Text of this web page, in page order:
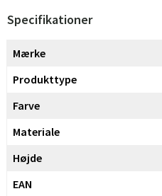
Specifikationer
Mærke
Produkttype
Farve
Materiale
Højde
EAN